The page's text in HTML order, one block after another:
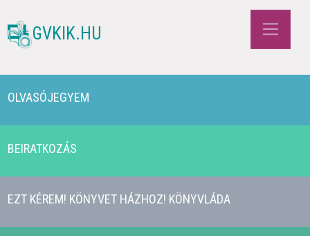
GVKIK.HU
OLVASÓJEGYEM
BEIRATKOZÁS
EZT KÉREM! KÖNYVET HÁZHOZ! KÖNYVLÁDA